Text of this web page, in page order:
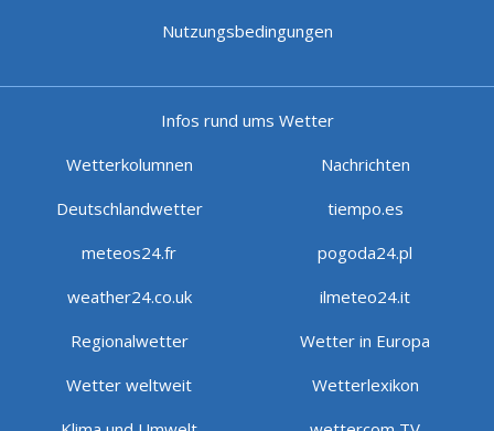
Nutzungsbedingungen
Infos rund ums Wetter
Wetterkolumnen
Nachrichten
Deutschlandwetter
tiempo.es
meteos24.fr
pogoda24.pl
weather24.co.uk
ilmeteo24.it
Regionalwetter
Wetter in Europa
Wetter weltweit
Wetterlexikon